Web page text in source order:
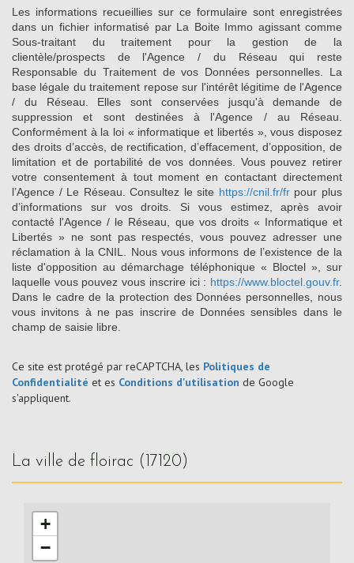
Les informations recueillies sur ce formulaire sont enregistrées
dans un fichier informatisé par La Boite Immo agissant comme
Sous-traitant du traitement pour la gestion de la
clientèle/prospects de l'Agence / du Réseau qui reste
Responsable du Traitement de vos Données personnelles. La
base légale du traitement repose sur l'intérêt légitime de l'Agence
/ du Réseau. Elles sont conservées jusqu'à demande de
suppression et sont destinées à l'Agence / au Réseau.
Conformément à la loi « informatique et libertés », vous disposez
des droits d’accès, de rectification, d’effacement, d’opposition, de
limitation et de portabilité de vos données. Vous pouvez retirer
votre consentement à tout moment en contactant directement
l’Agence / Le Réseau. Consultez le site https://cnil.fr/frpour plus
d’informations sur vos droits. Si vous estimez, après avoir
contacté l'Agence / le Réseau, que vos droits « Informatique et
Libertés » ne sont pas respectés, vous pouvez adresser une
réclamation à la CNIL. Nous vous informons de l’existence de la
liste d'opposition au démarchage téléphonique « Bloctel », sur
laquelle vous pouvez vous inscrire ici : https://www.bloctel.gouv.fr.
Dans le cadre de la protection des Données personnelles, nous
vous invitons à ne pas inscrire de Données sensibles dans le
champ de saisie libre.
Ce site est protégé par reCAPTCHA, les Politiques de
Confidentialité et es Conditions d'utilisation de Google
s'appliquent.
la ville de floirac (17120)
+
−